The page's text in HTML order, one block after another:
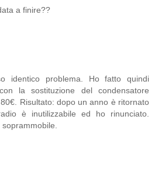
a finire??
identico problema. Ho fatto quindi
la sostituzione del condensatore
Risultato: dopo un anno è ritornato
è inutilizzabile ed ho rinunciato.